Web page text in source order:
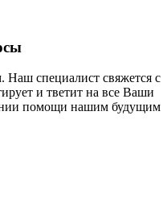
Наш специалист свяжется с
и тветит на все Ваши
помощи нашим будущим